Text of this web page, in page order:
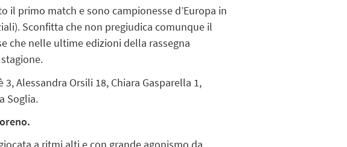
il primo match e sono campionesse d’Europa in
Sconfitta che non pregiudica comunque il
che nelle ultime edizioni della rassegna
Alessandra Orsili 18, Chiara Gasparella 1,
Soglia.